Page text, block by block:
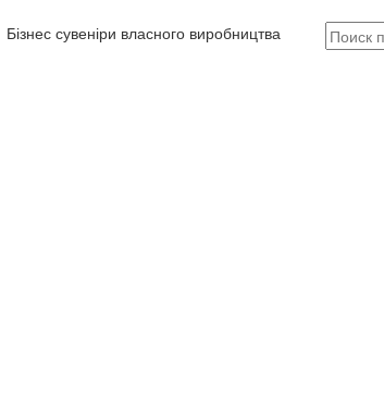
Бізнес сувеніри власного виробництва